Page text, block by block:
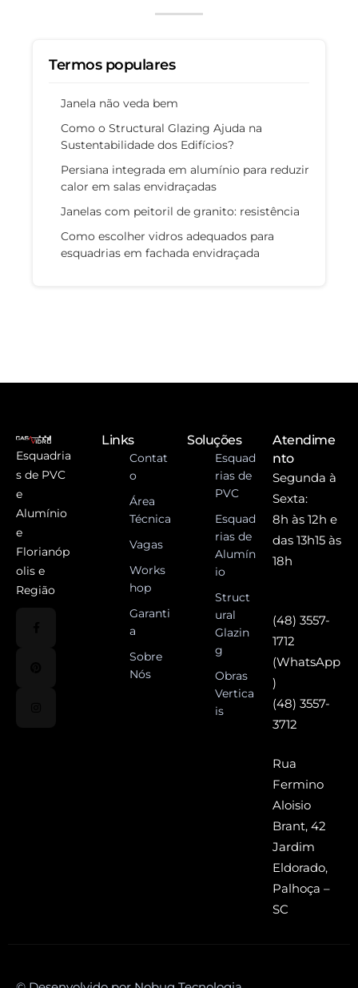
Termos populares
Janela não veda bem
Como o Structural Glazing Ajuda na
Sustentabilidade dos Edifícios?
Persiana integrada em alumínio para reduzir
calor em salas envidraçadas
Janelas com peitoril de granito: resistência
Como escolher vidros adequados para
esquadrias em fachada envidraçada
Esquadria
s de PVC
e
Alumínio
e
Florianóp
olis e
Região
Links
Contat
o
Área
Técnica
Vagas
Works
hop
Garanti
a
Sobre
Nós
Soluções
Esquad
rias de
PVC
Esquad
rias de
Alumín
io
Struct
ural
Glazin
g
Obras
Vertica
is
Atendime
nto
Segunda à
Sexta:
8h às 12h e
das 13h15 às
18h
(48) 3557-
1712
(WhatsApp
)
(48) 3557-
3712
Rua
Fermino
Aloisio
Brant, 42
Jardim
Eldorado,
Palhoça –
SC